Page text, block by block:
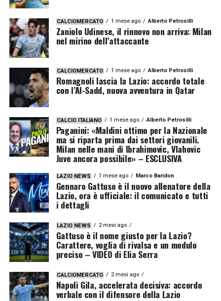
CALCIOMERCATO 1 mese ago Alberto Petrosilli
Zaniolo Udinese, il rinnovo non arriva: Milan
nel mirino dell’attaccante
CALCIOMERCATO 1 mese ago Alberto Petrosilli
Romagnoli lascia la Lazio: accordo totale
con l’Al-Sadd, nuova avventura in Qatar
CALCIO ITALIANO 1 mese ago Alberto Petrosilli
Paganini: «Maldini ottimo per la Nazionale
ma si riparta prima dai settori giovanili.
Milan nelle mani di Ibrahimovic, Vlahovic
Juve ancora possibile» – ESCLUSIVA
LAZIO NEWS 1 mese ago Marco Baridon
Gennaro Gattuso è il nuovo allenatore della
Lazio, ora è ufficiale: il comunicato e tutti
i dettagli
LAZIO NEWS 2 mesi ago
Gattuso è il nome giusto per la Lazio?
Carattere, voglia di rivalsa e un modulo
preciso – VIDEO di Elia Serra
CALCIOMERCATO 2 mesi ago
Napoli Gila, accelerata decisiva: accordo
verbale con il difensore della Lazio